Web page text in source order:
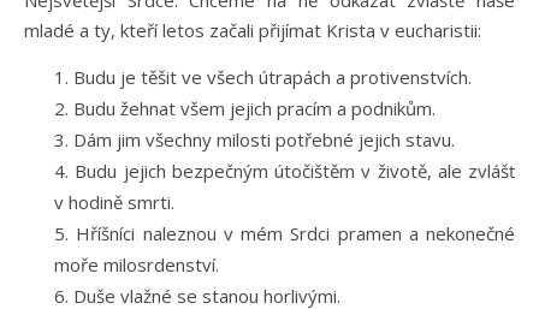
mladé a ty, kteří letos začali přijímat Krista v eucharistii:
Budu je těšit ve všech útrapách a protivenstvích.
Budu žehnat všem jejich pracím a podnikům.
Dám jim všechny milosti potřebné jejich stavu.
Budu jejich bezpečným útočištěm v životě, ale zvlášť
v hodině smrti.
Hříšníci naleznou v mém Srdci pramen a nekonečné
moře milosrdenství.
Duše vlažné se stanou horlivými.